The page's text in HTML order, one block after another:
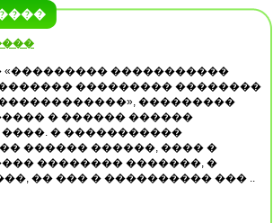
«��������� �����������
��������� ��������
���������
� ������ ������
� �����������
������ ������, ���� �
�������� �������, �
�� ��� � ���������� ��� ..